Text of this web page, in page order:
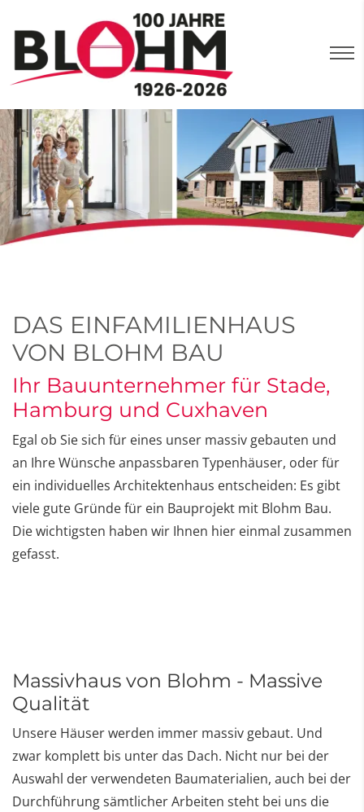
DAS EINFAMILIENHAUS
VON BLOHM BAU
Ihr Bauunternehmer für Stade,
Hamburg und Cuxhaven
Egal ob Sie sich für eines unser massiv gebauten und
an Ihre Wünsche anpassbaren Typenhäuser, oder für
ein individuelles Architektenhaus entscheiden: Es gibt
viele gute Gründe für ein Bauprojekt mit Blohm Bau.
Die wichtigsten haben wir Ihnen hier einmal zusammen
gefasst.
Massivhaus von Blohm - Massive
Qualität
Unsere Häuser werden immer massiv gebaut. Und
zwar komplett bis unter das Dach. Nicht nur bei der
Auswahl der verwendeten Baumaterialien, auch bei der
Durchführung sämtlicher Arbeiten steht bei uns die